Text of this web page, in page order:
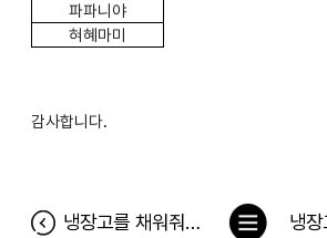
파파니야
혀혜마미
감사합니다.
냉장고를 채워줘 기프트박스 4종 찾기 이벤트 당첨자
목